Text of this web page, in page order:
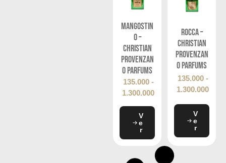
Mangostin
o –
Christian
Provenzan
o Parfums
135.000 -
1.300.000
V
e
r
Rocca –
Christian
Provenzan
o Parfums
135.000 -
1.300.000
V
e
r